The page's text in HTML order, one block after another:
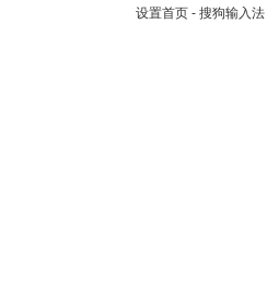
设置首页 - 搜狗输入法